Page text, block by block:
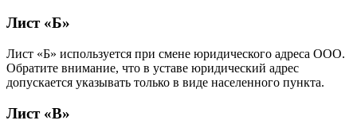
Лист «Б»
Лист «Б» используется при смене юридического адреса ООО.
Обратите внимание, что в уставе юридический адрес
допускается указывать только в виде населенного пункта.
Лист «В»